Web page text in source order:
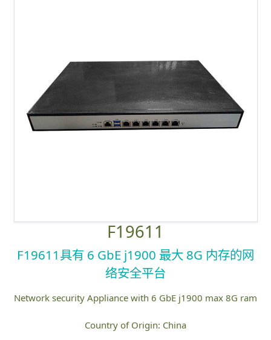
F19611
F19611具有 6 GbE j1900 最大 8G 内存的网
络安全平台
Network security Appliance with 6 GbE j1900 max 8G ram
Country of Origin: China